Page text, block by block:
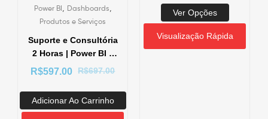
Power BI
Dashboards
Produtos e Serviços
Suporte e Consultória
2 Horas | Power BI –
SQL – Banco de
R$697.00
R$597.00
Adicionar Ao Carrinho
Ver Opções
Visualização Rápida